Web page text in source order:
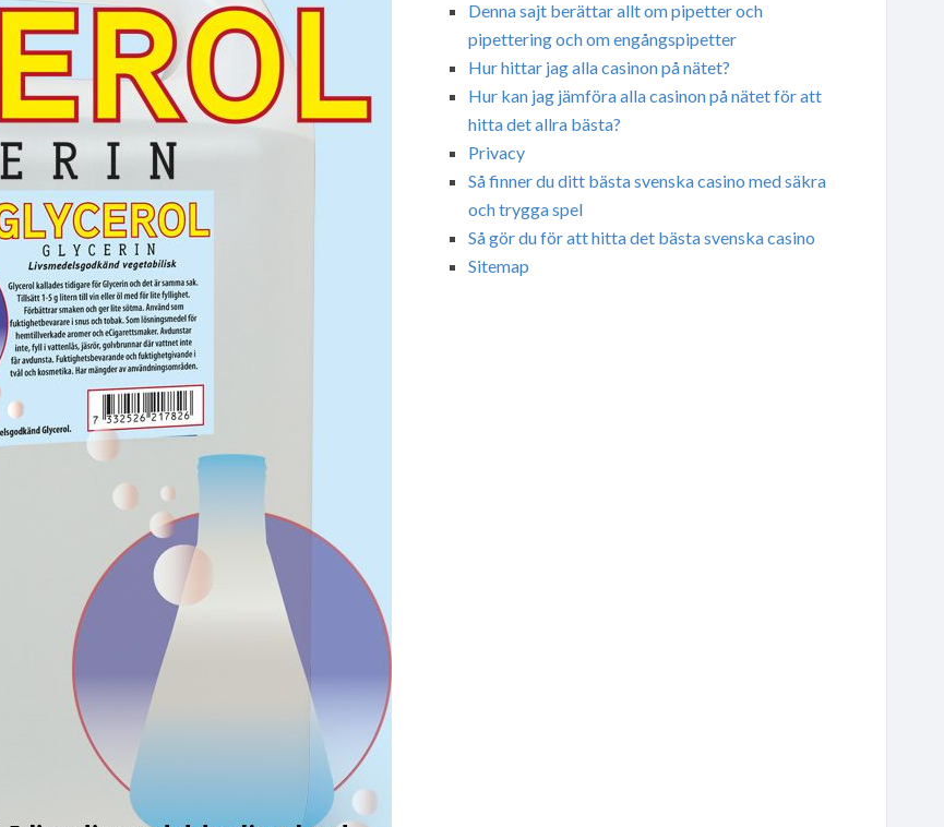
Denna sajt berättar allt om pipetter och
pipettering och om engångspipetter
Hur hittar jag alla casinon på nätet?
Hur kan jag jämföra alla casinon på nätet för att
hitta det allra bästa?
Privacy
Så finner du ditt bästa svenska casino med säkra
och trygga spel
Så gör du för att hitta det bästa svenska casino
Sitemap